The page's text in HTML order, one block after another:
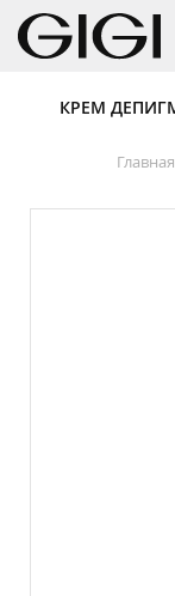
КРЕМ
Главная